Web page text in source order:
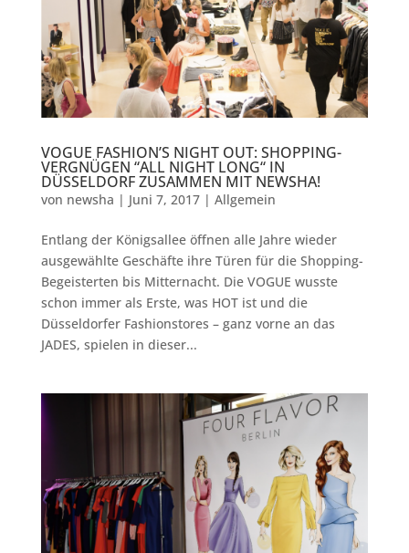
VOGUE FASHION’S NIGHT OUT: SHOPPING-
VERGNÜGEN “ALL NIGHT LONG“ IN
DÜSSELDORF ZUSAMMEN MIT NEWSHA!
von newsha | Juni 7, 2017| Allgemein
Entlang der Königsallee öffnen alle Jahre wieder
ausgewählte Geschäfte ihre Türen für die Shopping-
Begeisterten bis Mitternacht. Die VOGUE wusste
schon immer als Erste, was HOT ist und die
Düsseldorfer Fashionstores – ganz vorne an das
JADES, spielen in dieser...